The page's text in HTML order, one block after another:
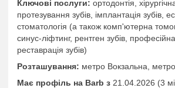
Ключові послуги: ортодонтія,
протезування зубів, імплантація зубів,
стоматологія (а також комп'ютерна
синус-ліфтинг, рентген зубів, професійна
реставрація зубів)
Розташування: метро Вокзальна,
Має профіль на Barb з 21.04.2026 (3